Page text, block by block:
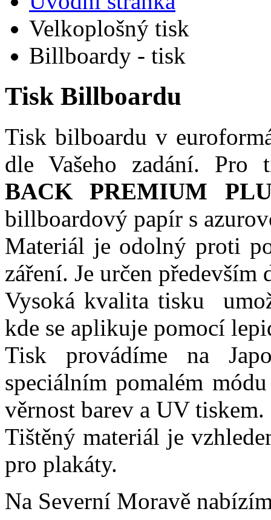
Velkoplošný tisk
Billboardy - tisk
Tisk Billboardu
Tisk bilboardu v
dle Vašeho zadání. Pro
BACK PREMIUM
billboardový papír s
Materiál je odolný proti
záření. Je určen především
Vysoká kvalita tisku
kde se aplikuje pomocí
Tisk provádíme na
speciálním pomalém
věrnost barev a UV tiskem.
Tištěný materiál je
pro plakáty.
Na Severní Moravě